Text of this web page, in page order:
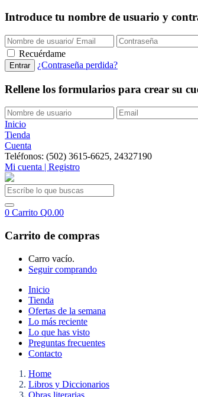
Introduce tu nombre de usuario y
Recuérdame
¿Contraseña perdida?
Rellene los formularios para crear su
Inicio
Tienda
Cuenta
Teléfonos: (502) 3615-6625, 24327190
Mi cuenta | Registro
0 Carrito Q0.00
Carrito de compras
Carro vacío.
Seguir comprando
Inicio
Tienda
Ofertas de la semana
Lo más reciente
Lo que has visto
Preguntas frecuentes
Contacto
Home
Libros y Diccionarios
Obras literarias